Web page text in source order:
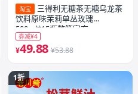
淘宝
三得利无糖茶无糖乌龙茶
饮料原味茉莉单丛玫瑰
500ml*15瓶整箱官方
券减¥4
¥49.88 ¥53.88
1折